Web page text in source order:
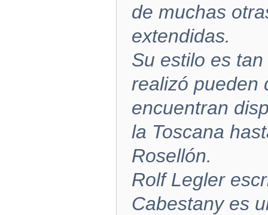
de muchas
extendidas.
Su estilo es
realizó pueden
encuentran
la Toscana
Rosellón.
Rolf Legler
Cabestany es